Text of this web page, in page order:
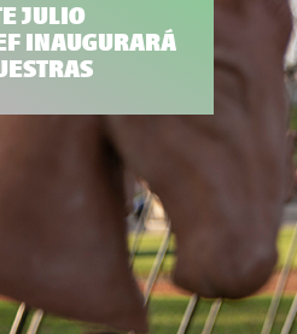
JULIO
INAUGURARÁ